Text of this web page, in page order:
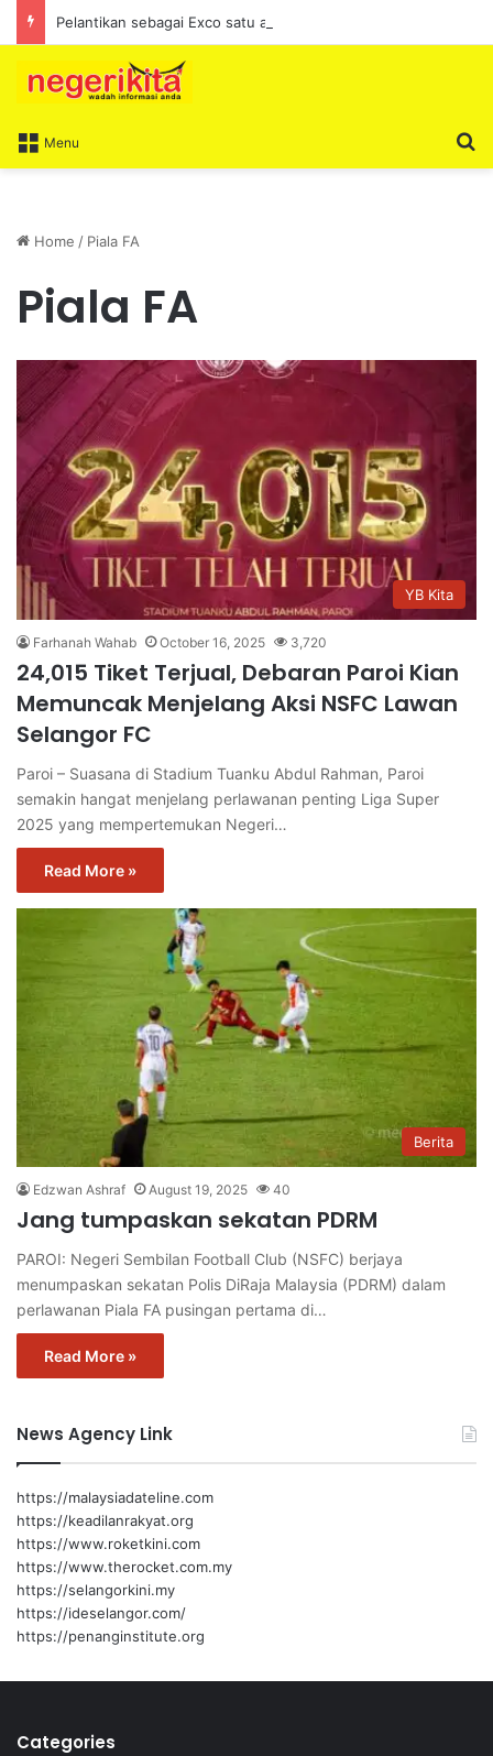
Menu
Home / Piala FA
Piala FA
YB Kita
Farhanah Wahab October 16, 2025 3,720
24,015 Tiket Terjual, Debaran Paroi Kian
Memuncak Menjelang Aksi NSFC Lawan
Selangor FC
Paroi – Suasana di Stadium Tuanku Abdul Rahman, Paroi
semakin hangat menjelang perlawanan penting Liga Super
2025 yang mempertemukan Negeri…
Read More »
Berita
Edzwan Ashraf August 19, 2025 40
Jang tumpaskan sekatan PDRM
PAROI: Negeri Sembilan Football Club (NSFC) berjaya
menumpaskan sekatan Polis DiRaja Malaysia (PDRM) dalam
perlawanan Piala FA pusingan pertama di…
Read More »
News Agency Link
https://malaysiadateline.com
https://keadilanrakyat.org
https://www.roketkini.com
https://www.therocket.com.my
https://selangorkini.my
https://ideselangor.com/
https://penanginstitute.org
Categories